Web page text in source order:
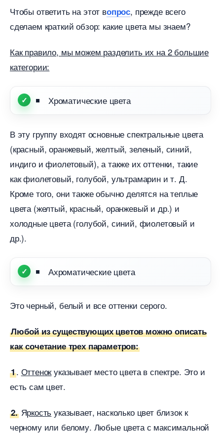
Чтобы ответить на этотопрос, прежде всего
сделаем краткий обзор: какие цвета мы знаем?
Как правило, мы можем разделить их на 2 большие
категории:
Хроматические цвета
эту группу входят основные спектральные цвета
(красный, оранжевый, желтый, зеленый, синий,
индиго и фиолетовый), а также их оттенки, такие
как фиолетовый, голубой, ультрамарин и т. Д.
Кроме того, они также обычно делятся на теплые
цвета (желтый, красный, оранжевый и др.) и
холодные цвета (голубой, синий, фиолетовый и
др.).
Ахроматические цвета
Это черный, белый и все оттенки серого.
Любой из существующих цветов можно описать
как сочетание трех параметров:
1. Оттенокуказывает место цвета в спектре. Это и
есть сам цвет.
2.Яркость указывает, насколько цвет близок к
черному или белому. Любые цвета с максимальной